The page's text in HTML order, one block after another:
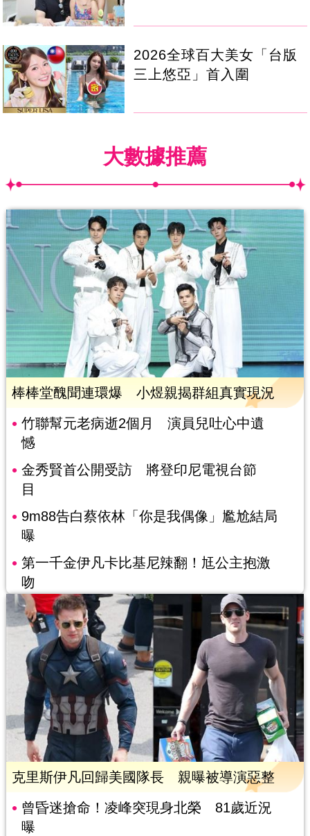
2026全球百大美女「台版
三上悠亞」首入圍
大數據推薦
棒棒堂醜聞連環爆 小煜親揭群組真實現況
竹聯幫元老病逝2個月 演員兒吐心中遺
憾
金秀賢首公開受訪 將登印尼電視台節
目
9m88告白蔡依林「你是我偶像」尷尬結局
曝
第一千金伊凡卡比基尼辣翻！尪公主抱激
吻
克里斯伊凡回歸美國隊長 親曝被導演惡整
曾昏迷搶命！凌峰突現身北榮 81歲近況
曝